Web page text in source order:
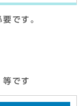
です。
です